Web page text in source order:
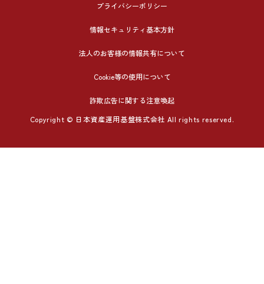
プライバシーポリシー
情報セキュリティ基本方針
法人のお客様の情報共有について
Cookie等の使用について
詐欺広告に関する注意喚起
Copyright © 日本資産運用基盤株式会社 All rights reserved.